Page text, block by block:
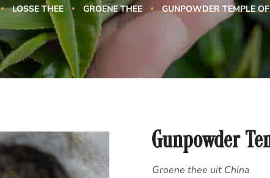
LOSSE THEE GROENE THEE GUNPOWDER TEMPLE
Gunpowder
Groene thee uit China